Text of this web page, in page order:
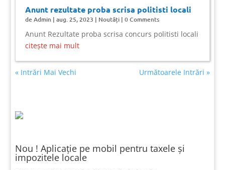
Anunt rezultate proba scrisa politisti locali
deAdmin |aug. 25, 2023 | Noutăți | 0 Comments
Anunt Rezultate proba scrisa concurs politisti locali
citește mai mult
« Intrări Mai Vechi Următoarele Intrări »
Nou ! Aplicație pe mobil pentru taxele și
impozitele locale